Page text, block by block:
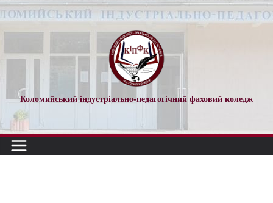
Перейти
до
Коломийський індустріально-педагогічний фаховий коледж